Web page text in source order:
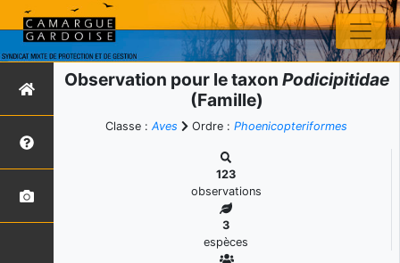
Observation pour le taxon Podicipitidae
(Famille)
Classe : Aves Ordre : Phoenicopteriformes
123
observations
3
espèces